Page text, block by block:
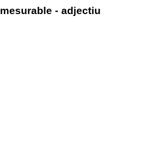
mesurable - adjectiu